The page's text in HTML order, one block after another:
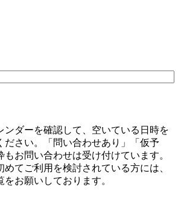
ンダーを確認して、空いている日時を
ださい。「問い合わせあり」「仮予
もお問い合わせは受け付けています。
めてご利用を検討されている方には、
をお願いしております。